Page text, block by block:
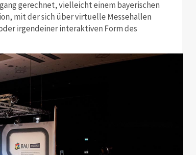
gerechnet, vielleicht einem bayerischen
mit der sich über virtuelle Messehallen
irgendeiner interaktiven Form des